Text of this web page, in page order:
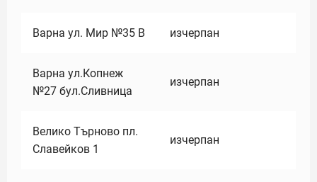
Варна ул. Мир №35 В изчерпан
Варна ул.Копнеж
№27 бул.Сливница
изчерпан
Велико Търново пл.
Славейков 1
изчерпан